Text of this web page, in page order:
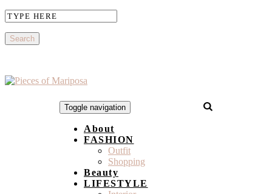
Toggle navigation
About
FASHION
Outfit
Shopping
Beauty
LIFESTYLE